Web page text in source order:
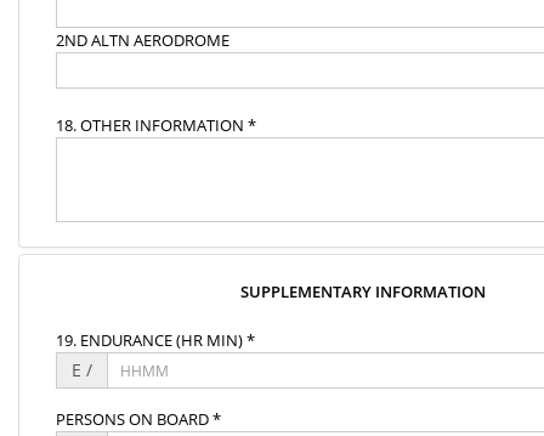
2ND ALTN AERODROME
18. OTHER INFORMATION *
SUPPLEMENTARY INFORMATION
19. ENDURANCE (HR MIN) *
E /
PERSONS ON BOARD *